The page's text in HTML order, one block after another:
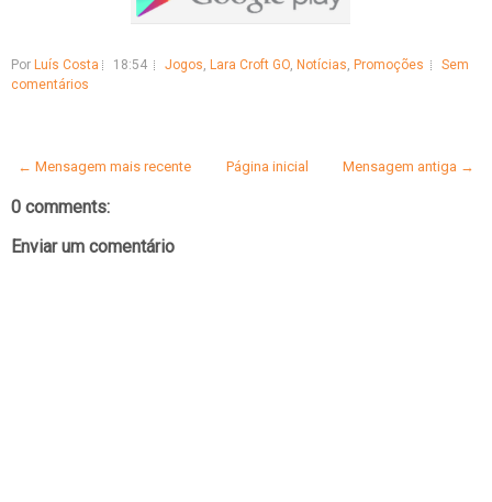
Por Luís Costa 18:54 Jogos, Lara Croft GO, Notícias, Promoções
Sem
comentários
← Mensagem mais recente Mensagem antiga →
Página inicial
0 comments:
Enviar um comentário